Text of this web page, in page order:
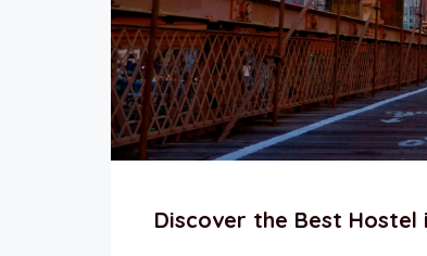
Discover the Best Hostel